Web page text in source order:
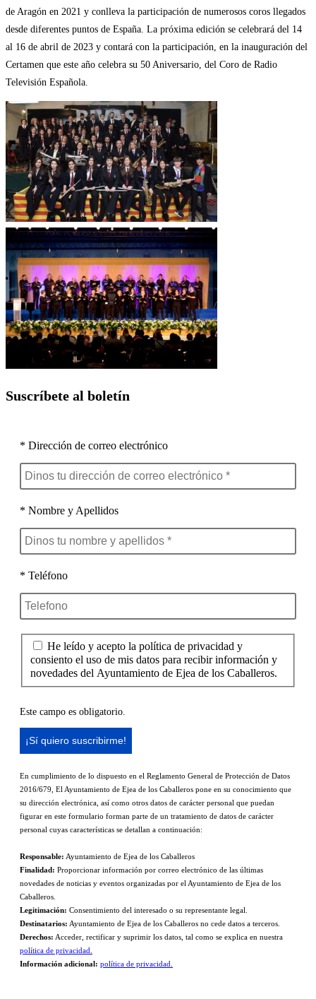
de Aragón en 2021 y conlleva la participación de numerosos coros llegados
desde diferentes puntos de España. La próxima edición se celebrará del 14
al 16 de abril de 2023 y contará con la participación, en la inauguración del
Certamen que este año celebra su 50 Aniversario, del Coro de Radio
Televisión Española.
Suscríbete al boletín
* Dirección de correo electrónico
* Nombre y Apellidos
* Teléfono
He leído y acepto la política de privacidad y
consiento el uso de mis datos para recibir información y
novedades del Ayuntamiento de Ejea de los Caballeros.
Este campo es obligatorio.
En cumplimiento de lo dispuesto en el Reglamento General de Protección de Datos
2016/679, El Ayuntamiento de Ejea de los Caballeros pone en su conocimiento que
su dirección electrónica, así como otros datos de carácter personal que puedan
figurar en este formulario forman parte de un tratamiento de datos de carácter
personal cuyas características se detallan a continuación:
Responsable: Ayuntamiento de Ejea de los Caballeros
Finalidad: Proporcionar información por correo electrónico de las últimas
novedades de noticias y eventos organizadas por el Ayuntamiento de Ejea de los
Caballeros.
Legitimación: Consentimiento del interesado o su representante legal.
Destinatarios: Ayuntamiento de Ejea de los Caballeros no cede datos a terceros.
Derechos: Acceder, rectificar y suprimir los datos, tal como se explica en nuestra
política de privacidad.
Información adicional: política de privacidad.